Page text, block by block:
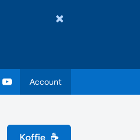
Account
Koffie ☕